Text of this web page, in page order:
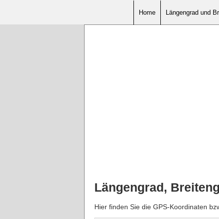
Home Längengrad und
Längengrad,
Hier finden Sie die GPS-Koordinaten